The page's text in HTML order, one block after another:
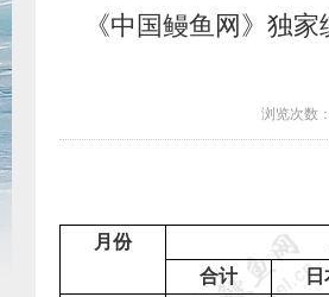
《中国鳗鱼网》独
浏览次数：
月份
合计
日